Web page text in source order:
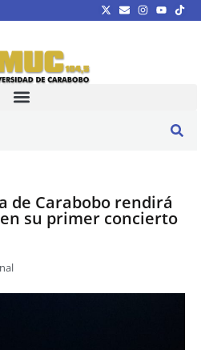
de Carabobo rendirá
su primer concierto